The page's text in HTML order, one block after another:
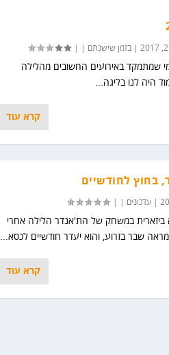
| בזמן שישנתם |
|
שמתמקד באירועים החשובים מהלילה
קרא עוד
בחוץ לחודשיים
| עדכונים |
|
במשחק של הת'אנדר הלילה אחרי
שבר בזרוע, והוא יעדר חודשיים לכסא...
קרא עוד